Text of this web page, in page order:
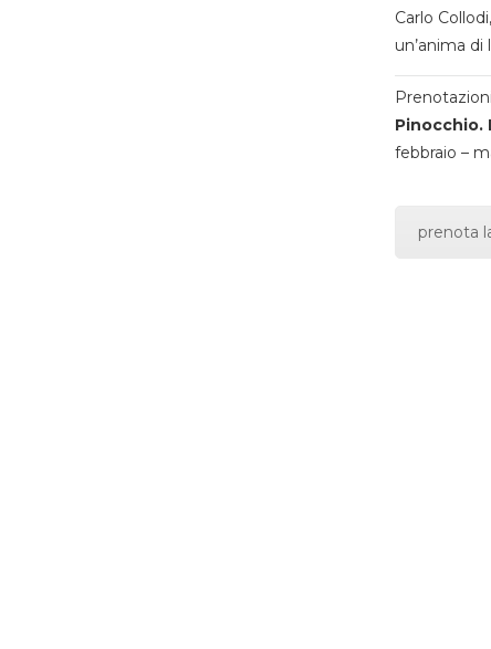
Carlo
un’anima di
Pinocchio.
febbraio –
prenota